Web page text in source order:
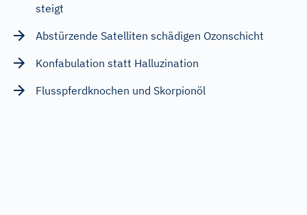
steigt
Abstürzende Satelliten schädigen Ozonschicht
Konfabulation statt Halluzination
Flusspferdknochen und Skorpionöl